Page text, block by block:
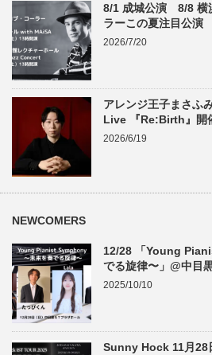
8/1 成城公演 8/8 横
ラーこの夏注目公演
2026/7/20
アレンジ王子まさ
Live 『Re:Birth』開
2026/6/19
NEWCOMERS
12/28 「Young
でる旋律〜」@中目
2025/10/10
Sunny Hock 11月28